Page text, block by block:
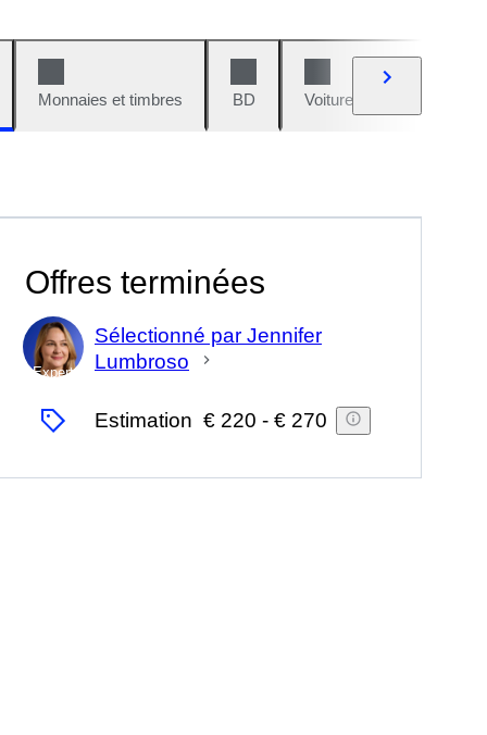
Monnaies et timbres BD Voitures et motos
Offres terminées
Expert
Sélectionné par Jennifer
Lumbroso
Estimation € 220 - € 270